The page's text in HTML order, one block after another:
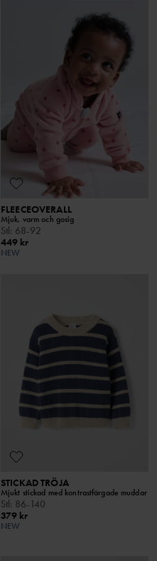
FLEECEOVERALL
Mjuk, varm och gosig
Stl: 68-92
449 kr
NEW
STICKAD TRÖJA
Mjukt stickad med kontrastfärgade muddar
Stl: 86-140
379 kr
NEW